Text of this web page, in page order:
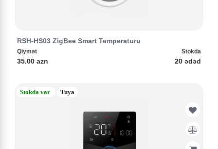
RSH-HS03 ZigBee Smart Temperaturu
Qiymət
35.00 azn
Stokda
20 ədəd
Stokda var Tuya